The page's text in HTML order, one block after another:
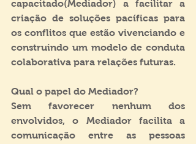
capacitado(Mediador) a facilitar a
criação de soluções pacíficas para
os conflitos que estão vivenciando e
construindo um modelo de conduta
colaborativa para relações futuras.
Qual o papel do Mediador?
Sem favorecer nenhum dos
envolvidos, o Mediador facilita a
comunicação entre as pessoas